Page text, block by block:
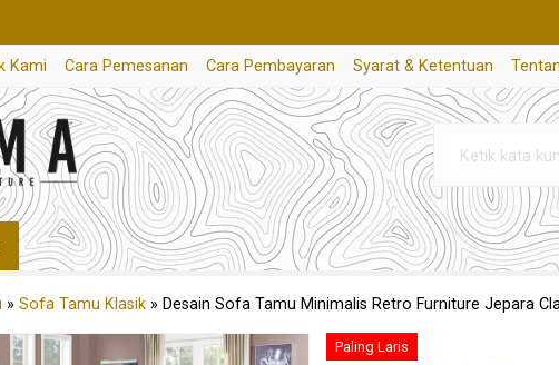
Kami Cara Pemesanan Cara Pembayaran Syarat & Ketentuan
» Sofa Tamu Klasik » Desain Sofa Tamu Minimalis Retro Furniture Jepara
Paling Laris